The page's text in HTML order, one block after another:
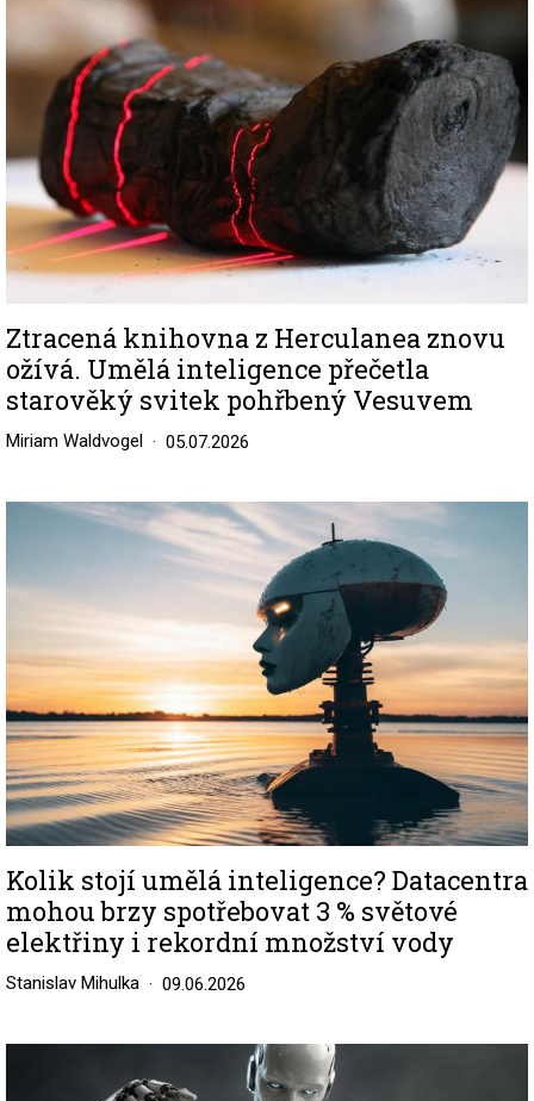
Ztracená knihovna z Herculanea znovu
ožívá. Umělá inteligence přečetla
starověký svitek pohřbený Vesuvem
Miriam Waldvogel 05.07.2026
Image
Kolik stojí umělá inteligence? Datacentra
mohou brzy spotřebovat 3 % světové
elektřiny i rekordní množství vody
Stanislav Mihulka 09.06.2026